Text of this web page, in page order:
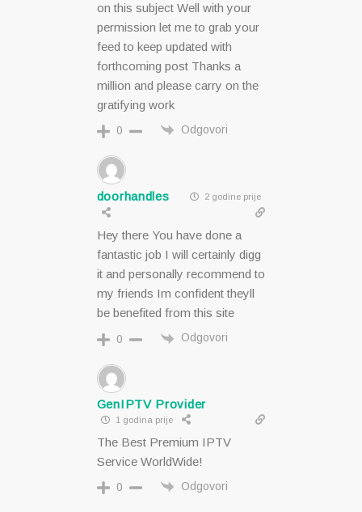
on this subject Well with your
permission let me to grab your
feed to keep updated with
forthcoming post Thanks a
million and please carry on the
gratifying work
0 Odgovori
doorhandles 2 godine prije
Hey there You have done a
fantastic job I will certainly digg
it and personally recommend to
my friends Im confident theyll
be benefited from this site
0 Odgovori
GenIPTV Provider
1 godina prije
The Best Premium IPTV
Service WorldWide!
0 Odgovori